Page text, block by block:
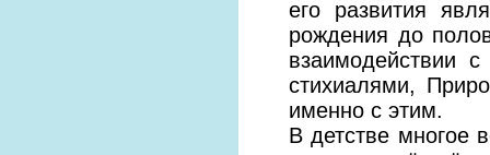
его развития
рождения до
взаимодействии
стихиалями,
именно с этим.
В детстве многое